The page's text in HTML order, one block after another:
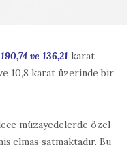
190,74 ve 136,21 karat
10,8 karat üzerinde bir
müzayedelerde özel
elmas satmaktadır. Bu